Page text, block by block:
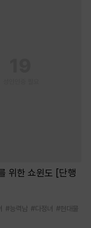
위한 쇼윈도 [단행
#능력남 #다정녀 #현대물